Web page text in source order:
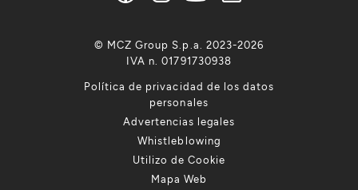
Política de privacidad de los datos
personales
Advertencias legales
Whistleblowing
Utilizo de Cookie
Mapa Web
© MCZ Group S.p.a. 2023-2026
IVA n. 01791730938